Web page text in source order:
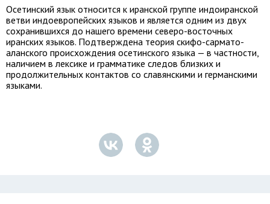
Осетинский язык относится к иранской группе индоиранской
ветви индоевропейских языков и является одним из двух
сохранившихся до нашего времени северо-восточных
иранских языков. Подтверждена теория скифо-сармато-
аланского происхождения осетинского языка — в частности,
наличием в лексике и грамматике следов близких и
продолжительных контактов со славянскими и германскими
языками.